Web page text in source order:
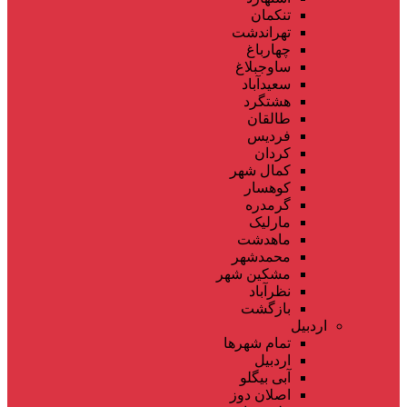
تنکمان
تهراندشت
چهارباغ
ساوجبلاغ
سعیدآباد
هشتگرد
طالقان
فردیس
کردان
کمال شهر
کوهسار
گرمدره
مارلیک
ماهدشت
محمدشهر
مشکین شهر
نظرآباد
بازگشت
اردبیل
تمام شهر‌ها
اردبیل
آبی بیگلو
اصلان دوز